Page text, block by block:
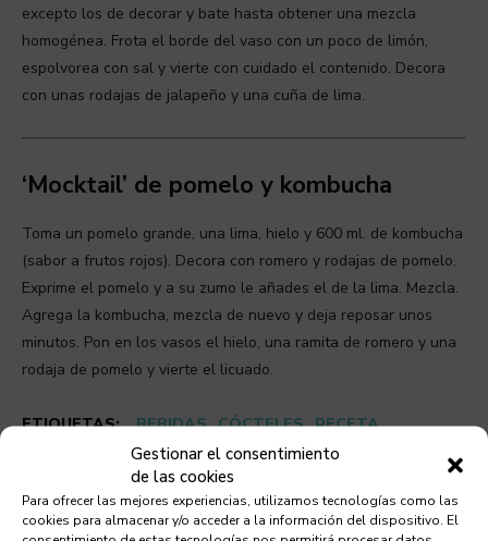
Gestionar el consentimiento
de las cookies
Para ofrecer las mejores experiencias, utilizamos tecnologías como las
cookies para almacenar y/o acceder a la información del dispositivo. El
excepto los de decorar y bate hasta obtener una mezcla
homogénea. Frota el borde del vaso con un poco de limón,
espolvorea con sal y vierte con cuidado el contenido. Decora
con unas rodajas de jalapeño y una cuña de lima.
‘Mocktail’ de pomelo y kombucha
Toma un pomelo grande, una lima, hielo y 600 ml. de kombucha
(sabor a frutos rojos). Decora con romero y rodajas de pomelo.
Exprime el pomelo y a su zumo le añades el de la lima. Mezcla.
Agrega la kombucha, mezcla de nuevo y deja reposar unos
minutos. Pon en los vasos el hielo, una ramita de romero y una
rodaja de pomelo y vierte el licuado.
ETIQUETAS: BEBIDAS CÓCTELES RECETA